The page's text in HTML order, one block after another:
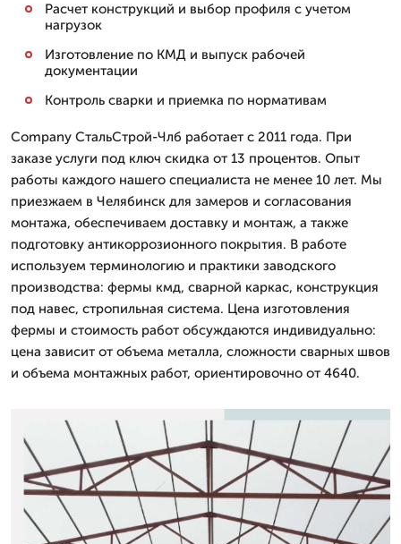
Расчет конструкций и выбор профиля с учетом
нагрузок
Изготовление по КМД и выпуск рабочей
документации
Контроль сварки и приемка по нормативам
Company СтальСтрой-Члб работает с 2011 года. При
заказе услуги под ключ скидка от 13 процентов. Опыт
работы каждого нашего специалиста не менее 10 лет. Мы
приезжаем в Челябинск для замеров и согласования
монтажа, обеспечиваем доставку и монтаж, а также
подготовку антикоррозионного покрытия. В работе
используем терминологию и практики заводского
производства: фермы кмд, сварной каркас, конструкция
под навес, стропильная система. Цена изготовления
фермы и стоимость работ обсуждаются индивидуально:
цена зависит от объема металла, сложности сварных швов
и объема монтажных работ, ориентировочно от 4640.